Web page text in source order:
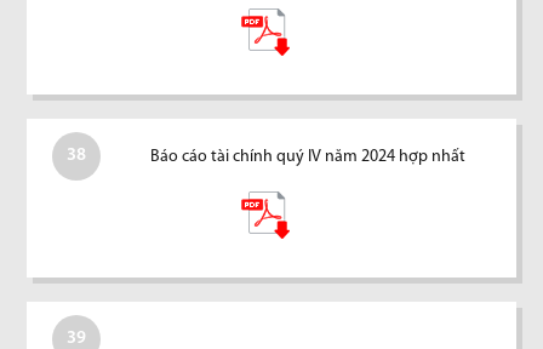
38 Báo cáo tài chính quý IV năm 2024 hợp nhất
39